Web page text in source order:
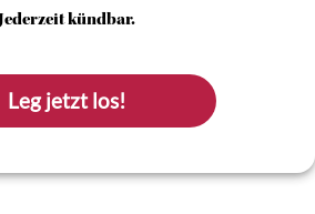
Jederzeit kündbar.
Leg jetzt los!